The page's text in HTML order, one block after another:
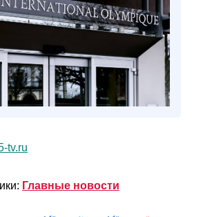
tv.ru
Главные новости